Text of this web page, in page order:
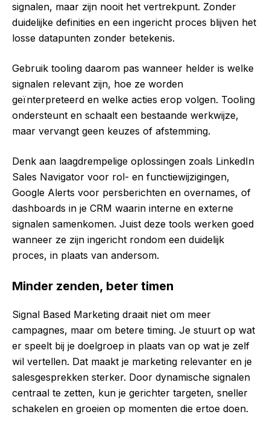
signalen, maar zijn nooit het vertrekpunt. Zonder
duidelijke definities en een ingericht proces blijven het
losse datapunten zonder betekenis.
Gebruik tooling daarom pas wanneer helder is welke
signalen relevant zijn, hoe ze worden
geïnterpreteerd en welke acties erop volgen. Tooling
ondersteunt en schaalt een bestaande werkwijze,
maar vervangt geen keuzes of afstemming.
Denk aan laagdrempelige oplossingen zoals LinkedIn
Sales Navigator voor rol- en functiewijzigingen,
Google Alerts voor persberichten en overnames, of
dashboards in je CRM waarin interne en externe
signalen samenkomen. Juist deze tools werken goed
wanneer ze zijn ingericht rondom een duidelijk
proces, in plaats van andersom.
Minder zenden, beter timen
Signal Based Marketing draait niet om meer
campagnes, maar om betere timing. Je stuurt op wat
er speelt bij je doelgroep in plaats van op wat je zelf
wil vertellen. Dat maakt je marketing relevanter en je
salesgesprekken sterker. Door dynamische signalen
centraal te zetten, kun je gerichter targeten, sneller
schakelen en groeien op momenten die ertoe doen.